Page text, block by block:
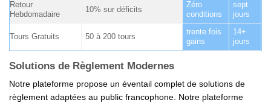
Retour
Hebdomadaire
10% sur déficits
Zéro
conditions
sept
jours
Tours Gratuits 50 à 200 tours
trente fois
gains
14+
jours
Solutions de Règlement Modernes
Notre plateforme propose un éventail complet de solutions de
règlement adaptées au public francophone. Notre plateforme